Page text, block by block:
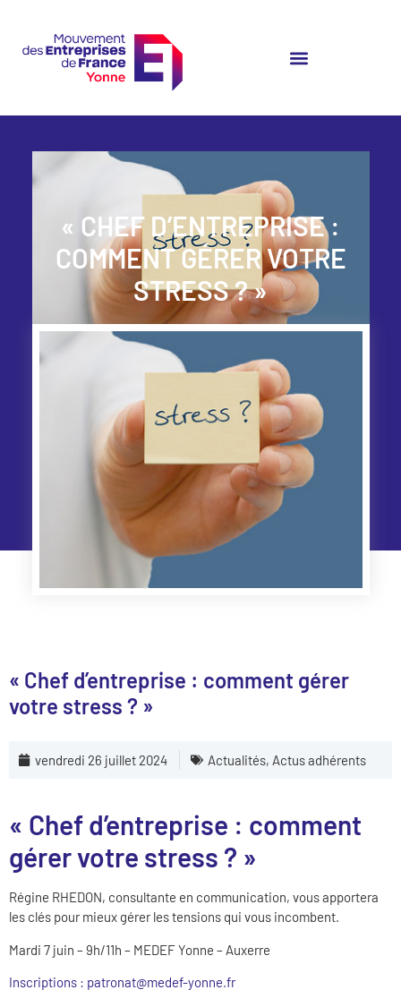
« CHEF D’ENTREPRISE :
COMMENT GÉRER VOTRE
STRESS ? »
« Chef d’entreprise : comment gérer
votre stress ? »
vendredi 26 juillet 2024 Actualités, Actus adhérents
« Chef d’entreprise : comment
gérer votre stress ? »
Régine RHEDON, consultante en communication, vous apportera
les clés pour mieux gérer les tensions qui vous incombent.
Mardi 7 juin – 9h/11h – MEDEF Yonne – Auxerre
Inscriptions : patronat@medef-yonne.fr